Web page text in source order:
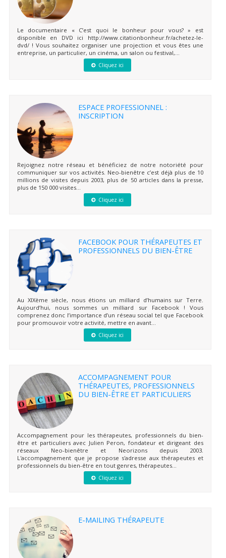
Le documentaire « C’est quoi le bonheur pour vous? » est
disponible en DVD ici http://www.citationbonheur.fr/achetez-le-
dvd/ ! Vous souhaitez organiser une projection et vous êtes une
entreprise, un particulier, un cinéma, un salon ou festival,...
Cliquez ici
ESPACE PROFESSIONNEL :
INSCRIPTION
Rejoignez notre réseau et bénéficiez de notre notoriété pour
communiquer sur vos activités. Neo-bienêtre c’est déjà plus de 10
millions de visites depuis 2003, plus de 50 articles dans la presse,
plus de 150 000 visites...
Cliquez ici
FACEBOOK POUR THÉRAPEUTES ET
PROFESSIONNELS DU BIEN-ÊTRE
Au XIXème siècle, nous étions un milliard d’humains sur Terre.
Aujourd’hui, nous sommes un milliard sur Facebook ! Vous
comprenez donc l’importance d’un réseau social tel que Facebook
pour promouvoir votre activité, mettre en avant...
Cliquez ici
ACCOMPAGNEMENT POUR
THÉRAPEUTES, PROFESSIONNELS
DU BIEN-ÊTRE ET PARTICULIERS
Accompagnement pour les thérapeutes, professionnels du bien-
être et particuliers avec Julien Peron, fondateur et dirigeant des
réseaux Neo-bienêtre et Neorizons depuis 2003.
L'accompagnement que je propose s'adresse aux thérapeutes et
professionnels du bien-être en tout genres, thérapeutes...
Cliquez ici
E-MAILING THÉRAPEUTE